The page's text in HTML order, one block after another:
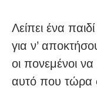
Λείπει ένα
για ν’
οι πονεμένοι
αυτό που τώρα